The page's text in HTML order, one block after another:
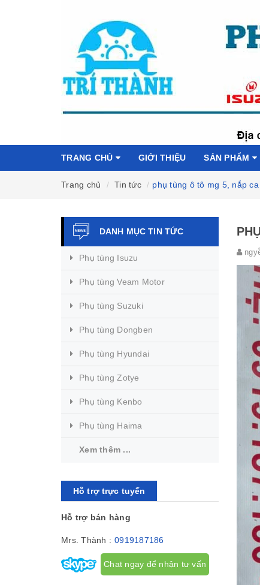
TRANG CHỦ GIỚI THIỆU SẢN PHẨM
Trang chủ Tin tức phụ tùng ô tô mg 5, nắp
DANH MỤC TIN TỨC
Phụ tùng Isuzu
Phụ tùng Veam Motor
Phụ tùng Suzuki
Phụ tùng Dongben
Phụ tùng Hyundai
Phụ tùng Zotye
Phụ tùng Kenbo
Phụ tùng Haima
Xem thêm ...
Hỗ trợ trực tuyến
Hỗ trợ bán hàng
Mrs. Thành : 0919187186
Chat ngay để nhận tư vấn